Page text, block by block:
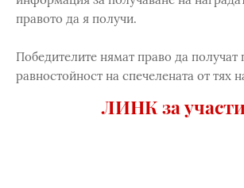
правото да я получи.
Победителите нямат право да получат
равностойност на спечелената от тях
ЛИНК за